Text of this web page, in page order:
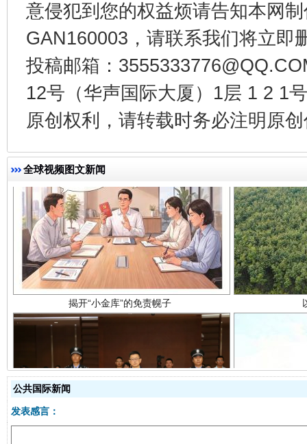
意侵犯到您的权益烦请告知本网
GAN160003，请联系我们将立即
投稿邮箱：
12号（华声国际大厦）1层 1 2 1
原创权利，请转载时务必注明原
全球视频图文新闻
千年窑火 生生不息 一
揭开“小金库”的免责幌子
受贿1.44亿！段成刚被判无期 从幼
公共国际新闻
发表感言：